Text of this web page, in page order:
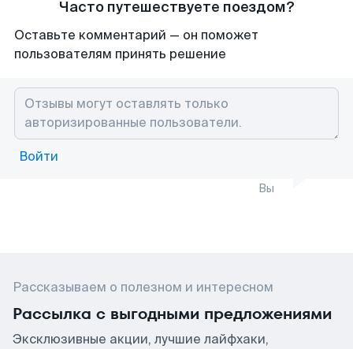
Часто путешествуете поездом?
Оставьте комментарий — он поможет
пользователям принять решение
Войти
Вы
Рассказываем о полезном и интересном
Рассылка с выгодными предложениями
Эксклюзивные акции, лучшие лайфхаки,